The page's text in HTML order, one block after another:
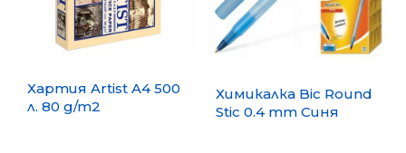
Хартия Artist A4 500
л. 80 g/m2
Химикалка Bic Round
Stic 0.4 mm Синя